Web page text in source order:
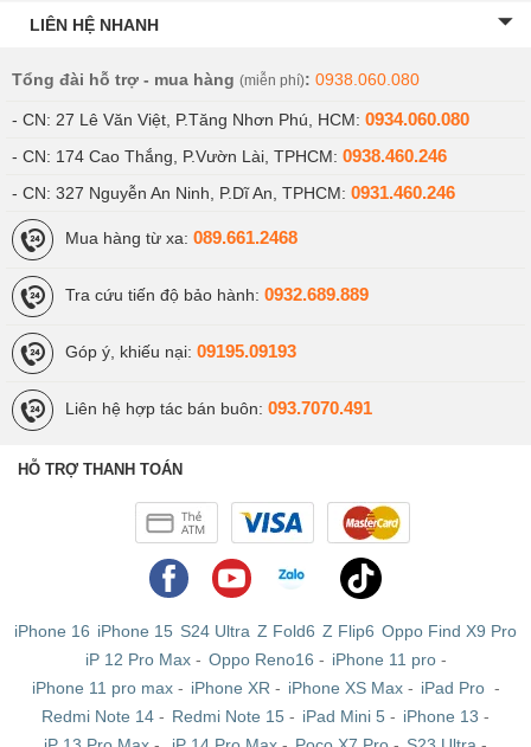
LIÊN HỆ NHANH
Tổng đài hỗ trợ - mua hàng (miễn phí): 0938.060.080
- CN: 27 Lê Văn Việt, P.Tăng Nhơn Phú, HCM: 0934.060.080
- CN: 174 Cao Thắng, P.Vườn Lài, TPHCM: 0938.460.246
- CN: 327 Nguyễn An Ninh, P.Dĩ An, TPHCM: 0931.460.246
Mua hàng từ xa: 089.661.2468
Tra cứu tiến độ bảo hành: 0932.689.889
Góp ý, khiếu nại: 09195.09193
Liên hệ hợp tác bán buôn: 093.7070.491
HỖ TRỢ THANH TOÁN
iPhone 16 iPhone 15 S24 Ultra Z Fold6 Z Flip6 Oppo Find X9 Pro
iP 12 Pro Max- Oppo Reno16 - iPhone 11 pro-
iPhone 11 pro max- iPhone XR - iPhone XS Max- iPad Pro -
Redmi Note 14 - Redmi Note 15 - iPad Mini 5 - iPhone 13 -